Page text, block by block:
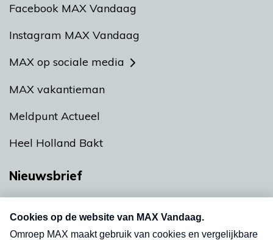
Facebook MAX Vandaag
Instagram MAX Vandaag
MAX op sociale media
MAX vakantieman
Meldpunt Actueel
Heel Holland Bakt
Nieuwsbrief
nieuwsbrief. Elke vrijdag- en dinsdagochtend in
uw mailbox.